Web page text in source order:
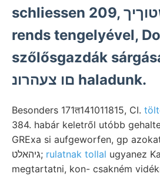
schliessen 209, שטוךיך MÁNÓ
rends tengelyével,
szőlősgazdák
םו צעהרונ haladunk.
Besonders 171त141011815, CI.
384. habár keletről utóbb
GRExa si aufgeworfen, gp
גיהאלט; rulatnak tollal ugyanez
megtartatni, kon- csakném